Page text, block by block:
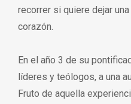
recorrer si quiere dejar
corazón.
En el año 3 de su
líderes y teólogos, a una
Fruto de aquella